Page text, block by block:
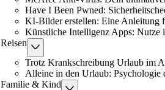
Have I Been Pwned:
KI-Bilder erstellen: Eine Anleitung
Künstliche Intelligenz Apps: Nutze
Reisen
Trotz Krankschreibung Urlaub im
Alleine in den Urlaub: Psychologie
Familie & Kind